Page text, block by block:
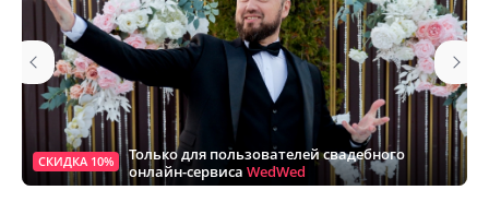
СКИДКА 10%
Только для пользователей свадебного
онлайн-сервиса WedWed